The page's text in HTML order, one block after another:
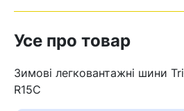
Усе про товар
Зимові легковантажні шини
R15C